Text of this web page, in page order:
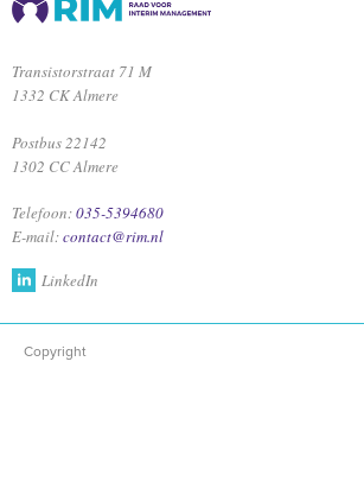
Transistorstraat 71 M
1332 CK Almere
Postbus 22142
1302 CC Almere
Telefoon:035-5394680
E-mail:contact@rim.nl
LinkedIn
Copyright